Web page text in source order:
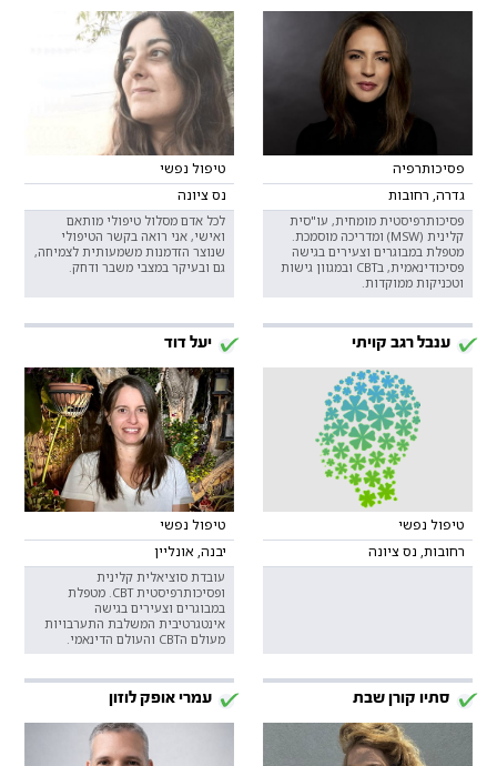
פסיכותרפיה
גדרה, רחובות
פסיכותרפיסטית מומחית, עו"סית
קלינית (MSW) ומדריכה מוסמכת.
מטפלת במבוגרים וצעירים בגישה
פסיכודינאמית, בCBT ובמגוון גישות
וטכניקות ממוקדות.
טיפול נפשי
נס ציונה
לכל אדם מסלול טיפולי מותאם
ואישי, אני רואה בקשר הטיפולי
שנוצר הזדמנות משמעותית לצמיחה,
גם ובעיקר במצבי משבר ודחק.
ענבל רגב קויתי
טיפול נפשי
רחובות, נס ציונה
יעל דוד
טיפול נפשי
יבנה, אונליין
עובדת סוציאלית קלינית
ופסיכותרפיסטית CBT. מטפלת
במבוגרים וצעירים בגישה
אינטגרטיבית המשלבת התערבויות
מעולם הCBT והעולם הדינאמי.
סתיו קורן שבת עמרי אופק לוזון